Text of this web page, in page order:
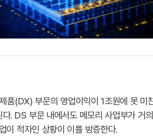
품(DX) 부문의 영업이익이 1조원에 못 미
. DS 부문 내에서도 메모리 사업부가 거의
이 적자인 상황이 이를 방증한다.